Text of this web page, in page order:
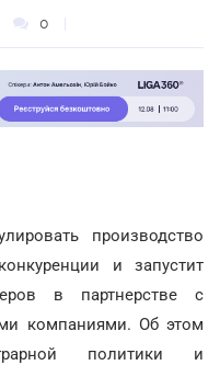
0
производство
и запустит
в партнерстве с
компаниями. Об этом
политики и